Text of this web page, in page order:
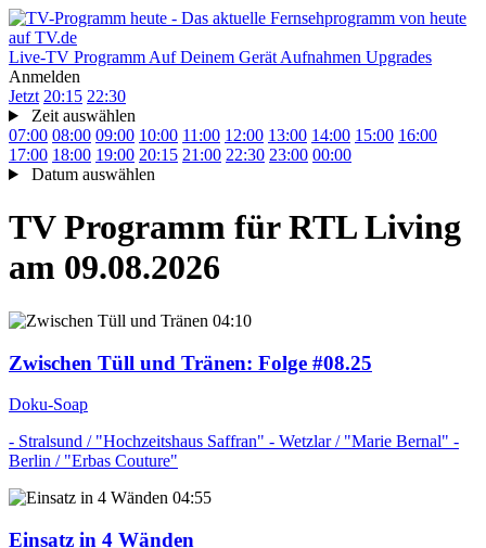
Live-TV Programm Auf Deinem Gerät Aufnahmen Upgrades
Anmelden
Jetzt 20:15 22:30
Zeit auswählen
07:00 08:00 09:00 10:00 11:00 12:00 13:00 14:00 15:00 16:00
17:00 18:00 19:00 20:15 21:00 22:30 23:00 00:00
Datum auswählen
TV Programm für RTL Living
am 09.08.2026
04:10
Zwischen Tüll und Tränen: Folge #08.25
Doku-Soap
- Stralsund / "Hochzeitshaus Saffran" - Wetzlar / "Marie Bernal" -
Berlin / "Erbas Couture"
04:55
Einsatz in 4 Wänden